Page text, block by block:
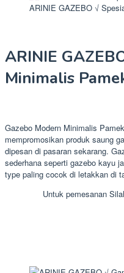
ARINIE GAZEBO √
ARINIE
Minimalis
Gazebo Modern Minimalis
mempromosikan produk saung
dipesan di pasaran sekarang.
sederhana seperti gazebo kayu
type paling cocok di letakkan di
Untuk pemesanan